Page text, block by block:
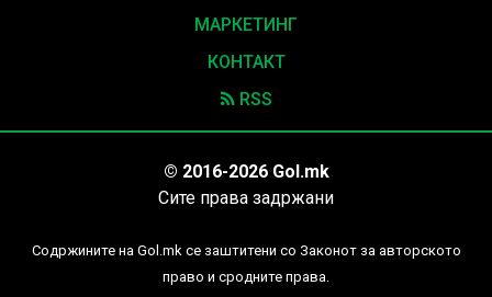
МАРКЕТИНГ
КОНТАКТ
RSS
© 2016-2026 Gol.mk
Сите права задржани
Содржините на Gol.mk се заштитени со Законот за авторското
право и сродните права.